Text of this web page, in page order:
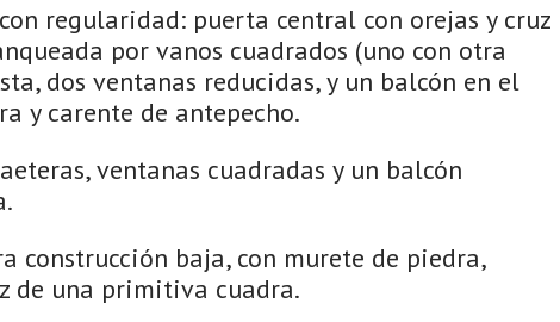
regularidad: puerta central con orejas y cruz
por vanos cuadrados (uno con otra
dos ventanas reducidas, y un balcón en el
y carente de antepecho.
ventanas cuadradas y un balcón
construcción baja, con murete de piedra,
de una primitiva cuadra.